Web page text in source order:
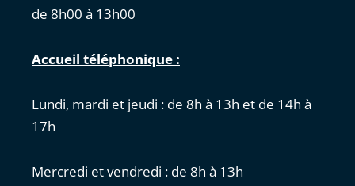
de 8h00 à 13h00
Accueil téléphonique :
Lundi, mardi et jeudi : de 8h à 13h et de 14h à
17h
Mercredi et vendredi : de 8h à 13h